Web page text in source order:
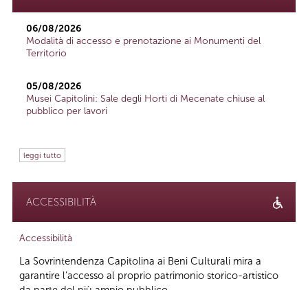
06/08/2026
Modalità di accesso e prenotazione ai Monumenti del
Territorio
05/08/2026
Musei Capitolini: Sale degli Horti di Mecenate chiuse al
pubblico per lavori
leggi tutto
ACCESSIBILITÀ
Accessibilità
La Sovrintendenza Capitolina ai Beni Culturali mira a
garantire l’accesso al proprio patrimonio storico-artistico